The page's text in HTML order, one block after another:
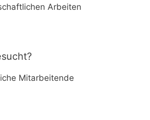
Arbeiten
Mitarbeitende